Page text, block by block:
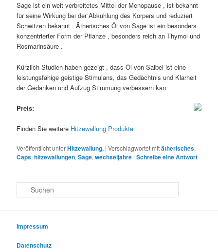
Sage ist ein weit verbreitetes Mittel der Menopause , ist bekannt
für seine Wirkung bei der Abkühlung des Körpers und reduziert
Schwitzen bekannt . Ätherisches Öl von Sage ist ein besonders
konzentrierter Form der Pflanze , besonders reich an Thymol und
Rosmarinsäure .
Kürzlich Studien haben gezeigt , dass Öl von Salbei ist eine
leistungsfähige geistige Stimulans, das Gedächtnis und Klarheit
der Gedanken und Aufzug Stimmung verbessern kan
Preis:
Finden Sie weitere Hitzewallung Produkte
Veröffentlicht unterHitzewallung, |Verschlagwortet mitätherisches,
Caps,hitzewallungen,Sage,wechseljahre |Schreibe eine Antwort
u
e
Impressum
Datenschutz